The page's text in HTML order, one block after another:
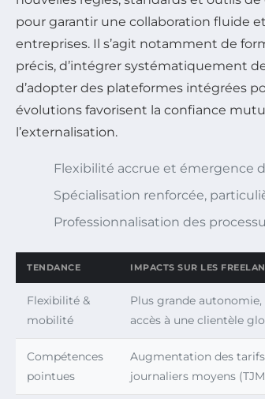
pour garantir une collaboration fluide
entreprises. Il s’agit notamment de
précis, d’intégrer systématiquement
d’adopter des plateformes intégrées
évolutions favorisent la confiance
l’externalisation.
Flexibilité accrue et émergence
Spécialisation renforcée,
Professionnalisation des
TENDANCE IMPACTS SUR LES
Flexibilité &
mobilité
Plus grande autonomie,
accès à une clientèle
Compétences
pointues
Augmentation des tarifs
journaliers moyens